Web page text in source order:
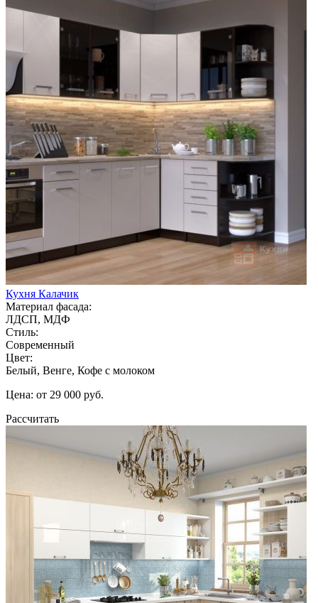
Кухня Калачик
Материал фасада:
ЛДСП, МДФ
Стиль:
Современный
Цвет:
Белый, Венге, Кофе с молоком
Цена: от 29 000 руб.
Рассчитать